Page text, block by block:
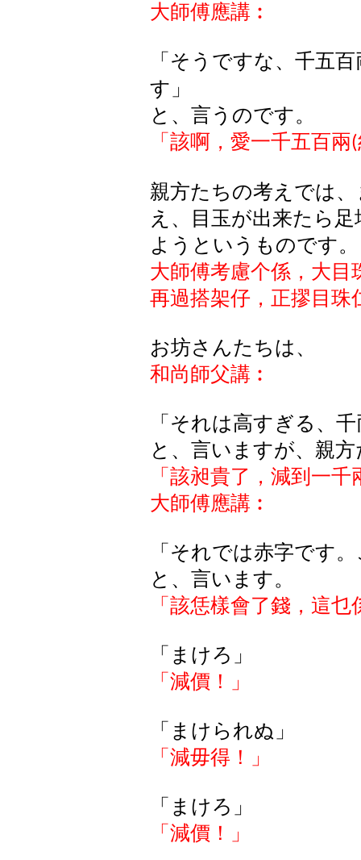
大師傅應講︰
「そうですな、千五百
す」
と、言うのです。
「該啊，愛一千五百兩(
親方たちの考えでは
え、目玉が出来たら
ようというものです。
大師傅考慮个係，大目
再過搭架仔，正摎目珠
お坊さんたちは、
和尚師父講︰
「それは高すぎる、
と、言いますが、親
「該昶貴了，減到一千
大師傅應講︰
「それでは赤字です
と、言います。
「該恁樣會了錢，這
「まけろ」
「減價！」
「まけられぬ」
「減毋得！」
「まけろ」
「減價！」